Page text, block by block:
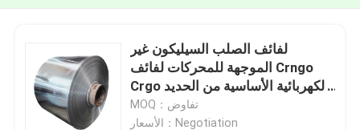
لفائف الصلب السيليكون غير
الموجهة للمحركات لفائف Crngo
Crgo الكهربائية الأساسية من الحديد
المدرفلة على البارد
MOQ：تفاوض
الأسعار：Negotiation